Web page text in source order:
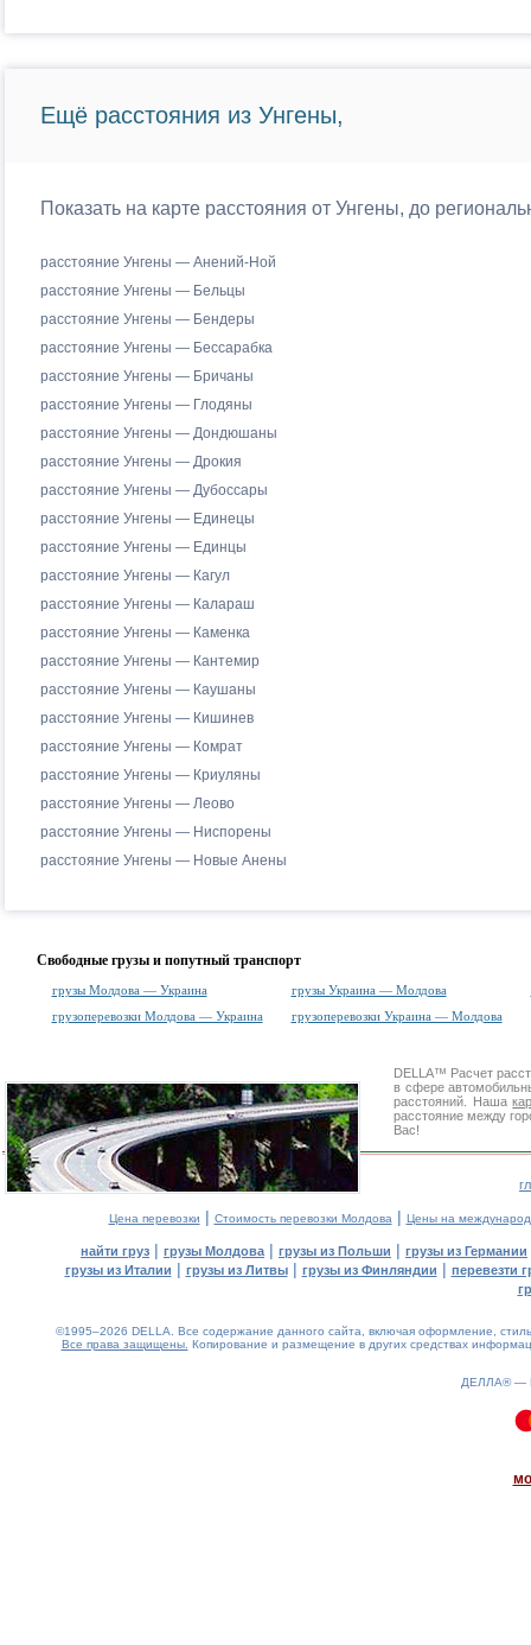
Ещё расстояния из Унгены,
Показать на карте расстояния от Унгены, до
расстояние Унгены — Анений-Ной
расстояние Унгены — Бельцы
расстояние Унгены — Бендеры
расстояние Унгены — Бессарабка
расстояние Унгены — Бричаны
расстояние Унгены — Глодяны
расстояние Унгены — Дондюшаны
расстояние Унгены — Дрокия
расстояние Унгены — Дубоссары
расстояние Унгены — Единецы
расстояние Унгены — Единцы
расстояние Унгены — Кагул
расстояние Унгены — Калараш
расстояние Унгены — Каменка
расстояние Унгены — Кантемир
расстояние Унгены — Каушаны
расстояние Унгены — Кишинев
расстояние Унгены — Комрат
расстояние Унгены — Криуляны
расстояние Унгены — Леово
расстояние Унгены — Ниспорены
расстояние Унгены — Новые Анены
Свободные грузы и попутный транспорт
грузы Молдова — Украина грузы Украина — Молдова
грузоперевозки Молдова — Украина
грузоперевозки Украина — Молдова
DELLA™ Расчет
в сфере
расстояний. Наша
расстояние между
Вас!
Цена перевозки | Стоимость перевозки Молдова | Цены на
найти груз | грузы Молдова | грузы из Польши | грузы из Германии
грузы из Италии | грузы из Литвы| грузы из Финляндии | перевезти
©1995–2026 DELLA. Все содержание данного сайта, включая оформление,
Все права защищены. Копирование и размещение в других средствах
ДЕЛЛА® —